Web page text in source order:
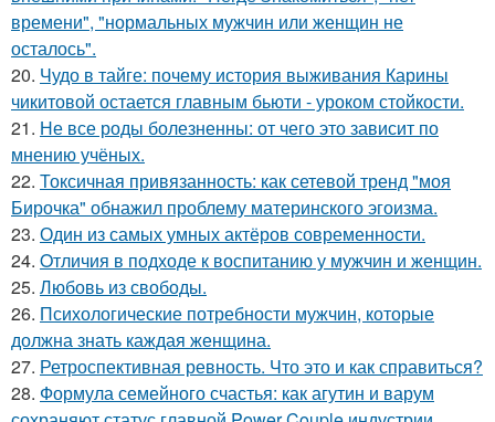
времени", "нормальных мужчин или женщин не
осталось".
20. Чудо в тайге: почему история выживания Карины
чикитовой остается главным бьюти - уроком стойкости.
21. Не все роды болезненны: от чего это зависит по
мнению учёных.
22. Токсичная привязанность: как сетевой тренд "моя
Бирочка" обнажил проблему материнского эгоизма.
23. Один из самых умных актёров современности.
24. Oтличия в подходе к воспитанию у мужчин и женщин.
25. Любовь из свободы.
26. Психологические потребности мужчин, которые
должна знать каждая женщина.
27. Ретроспективная ревность. Что это и как справиться?
28. Формула семейного счастья: как агутин и варум